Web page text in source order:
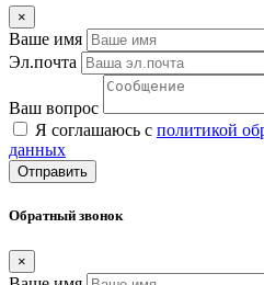
×
Ваше имя
Эл.почта
Ваш вопрос
Я соглашаюсь с политикой
данных
Отправить
Обратный звонок
×